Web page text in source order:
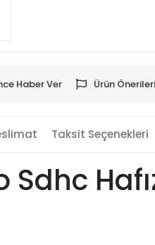
Haber Ver Ürün Önerileri
Taksit Seçenekleri